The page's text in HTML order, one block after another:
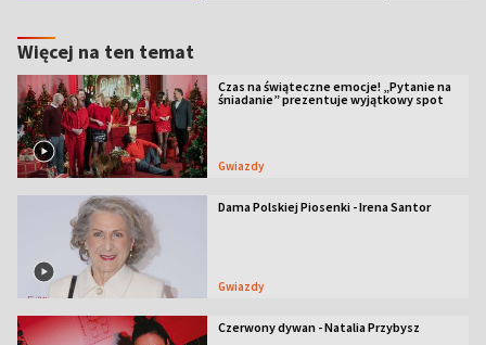
Więcej na ten temat
Czas na świąteczne emocje! „Pytanie na
śniadanie” prezentuje wyjątkowy spot
Gwiazdy
Dama Polskiej Piosenki - Irena Santor
Gwiazdy
Czerwony dywan - Natalia Przybysz